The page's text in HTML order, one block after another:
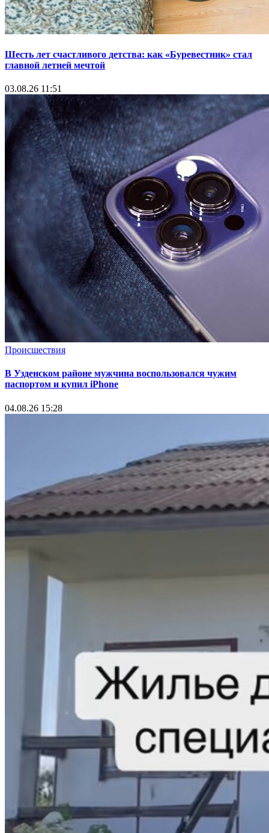
Шесть лет счастливого детства: как «Буревестник» стал
главной летней мечтой
03.08.26 11:51
Происшествия
В Узденском районе мужчина воспользовался чужим
паспортом и купил iPhone
04.08.26 15:28